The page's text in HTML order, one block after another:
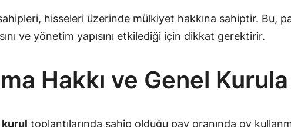
hisseleri üzerinde mülkiyet hakkına sahiptir. Bu,
ve yönetim yapısını etkilediği için dikkat gerektirir.
Hakkı ve Genel Kurula
toplantılarında sahip olduğu pay oranında oy